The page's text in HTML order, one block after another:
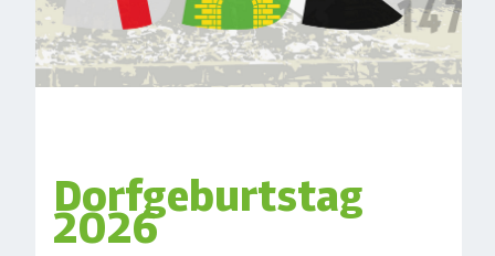
Dorfgeburtstag
2026